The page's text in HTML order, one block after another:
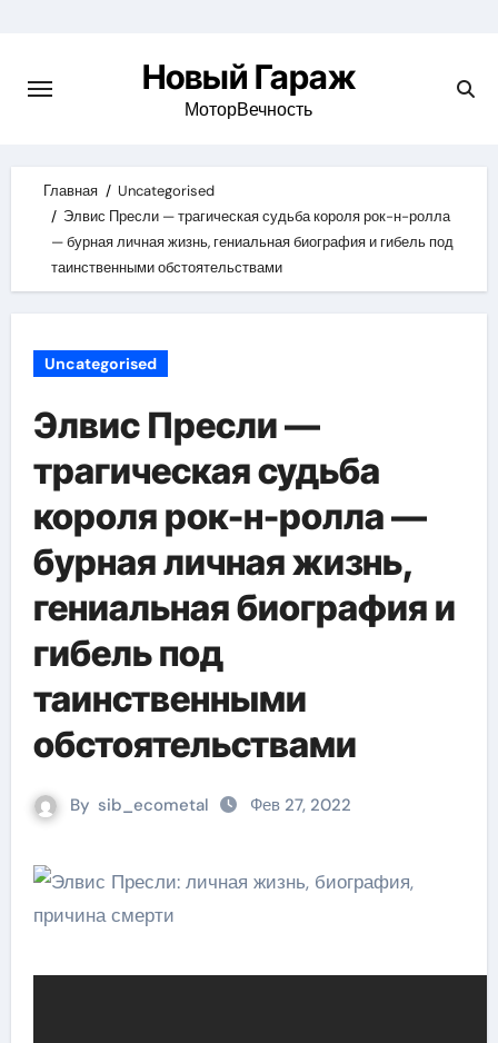
content
Новый Гараж
МоторВечность
Главная
Uncategorised
Элвис Пресли — трагическая судьба короля рок-н-ролла
— бурная личная жизнь, гениальная биография и гибель под
таинственными обстоятельствами
Uncategorised
Элвис Пресли —
трагическая судьба
короля рок-н-ролла —
бурная личная жизнь,
гениальная биография и
гибель под
таинственными
обстоятельствами
By sib_ecometal Фев 27, 2022